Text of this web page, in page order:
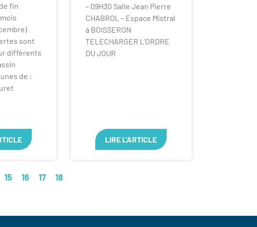
fin
sont
différents
de :
– 09H30 Salle Jean Pierre
CHABROL – Espace Mistral
à BOISSERON
TELECHARGER L’ORDRE
DU JOUR
LIRE L'ARTICLE
15 16 17 18